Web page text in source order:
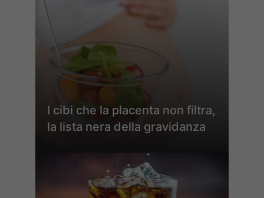
I cibi che la placenta non filtra,
la lista nera della gravidanza